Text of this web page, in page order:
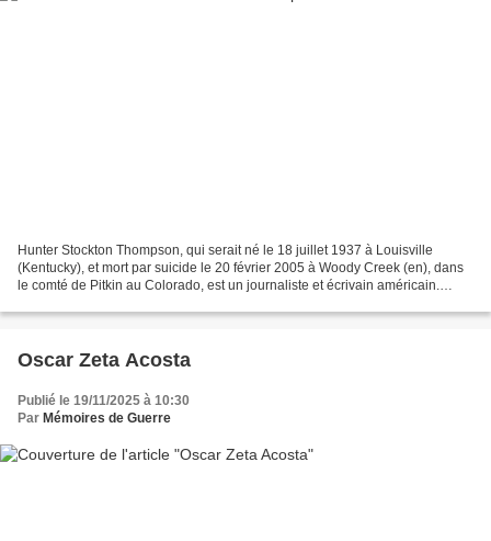
Hunter Stockton Thompson, qui serait né le 18 juillet 1937 à Louisville
(Kentucky), et mort par suicide le 20 février 2005 à Woody Creek (en), dans
le comté de Pitkin au Colorado, est un journaliste et écrivain américain.
Oscar Zeta Acosta
Publié le 19/11/2025 à 10:30
Par Mémoires de Guerre